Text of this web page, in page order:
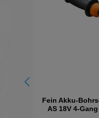
Fein Akku-
AS 18V 4-